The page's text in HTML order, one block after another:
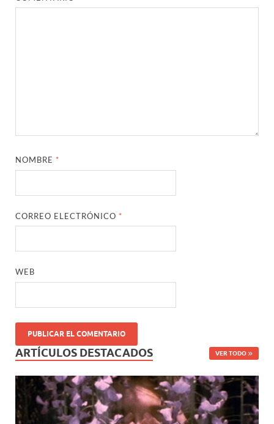
NOMBRE *
CORREO ELECTRÓNICO *
WEB
ARTÍCULOS DESTACADOS VER TODO